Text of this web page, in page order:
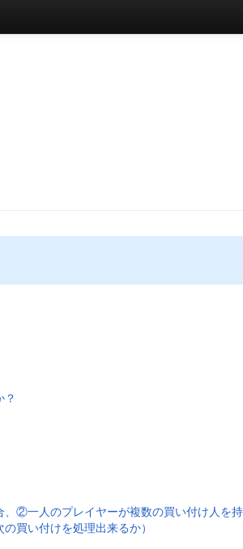
？
②一人のプレイヤーが複数の買い付け人を
買い付けを処理出来るか）